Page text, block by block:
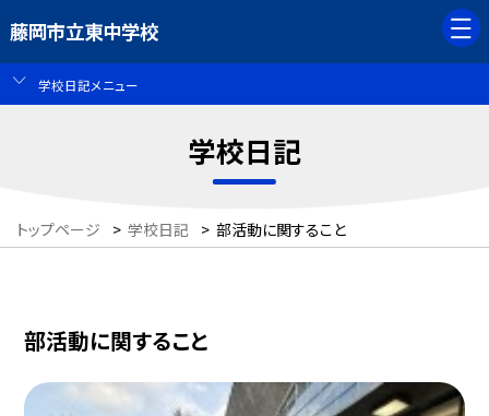
藤岡市立東中学校
学校日記メニュー
学校日記
トップページ > 学校日記 > 部活動に関すること
部活動に関すること